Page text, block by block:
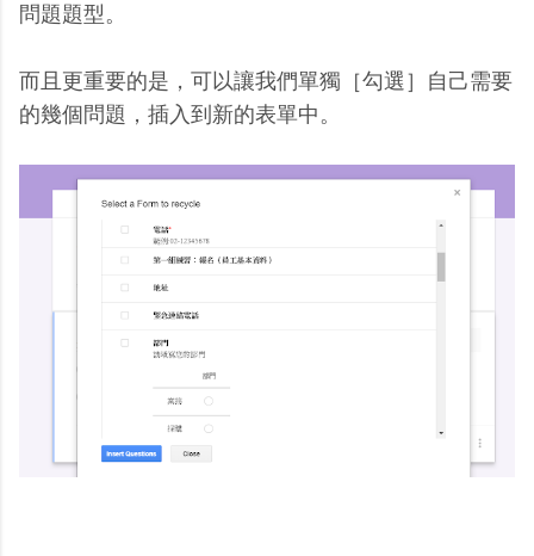
問題題型。
而且更重要的是，可以讓我們單獨［勾選］自己需要
的幾個問題，插入到新的表單中。